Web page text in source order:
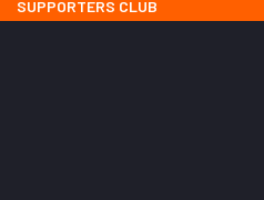
SUPPORTERS CLUB